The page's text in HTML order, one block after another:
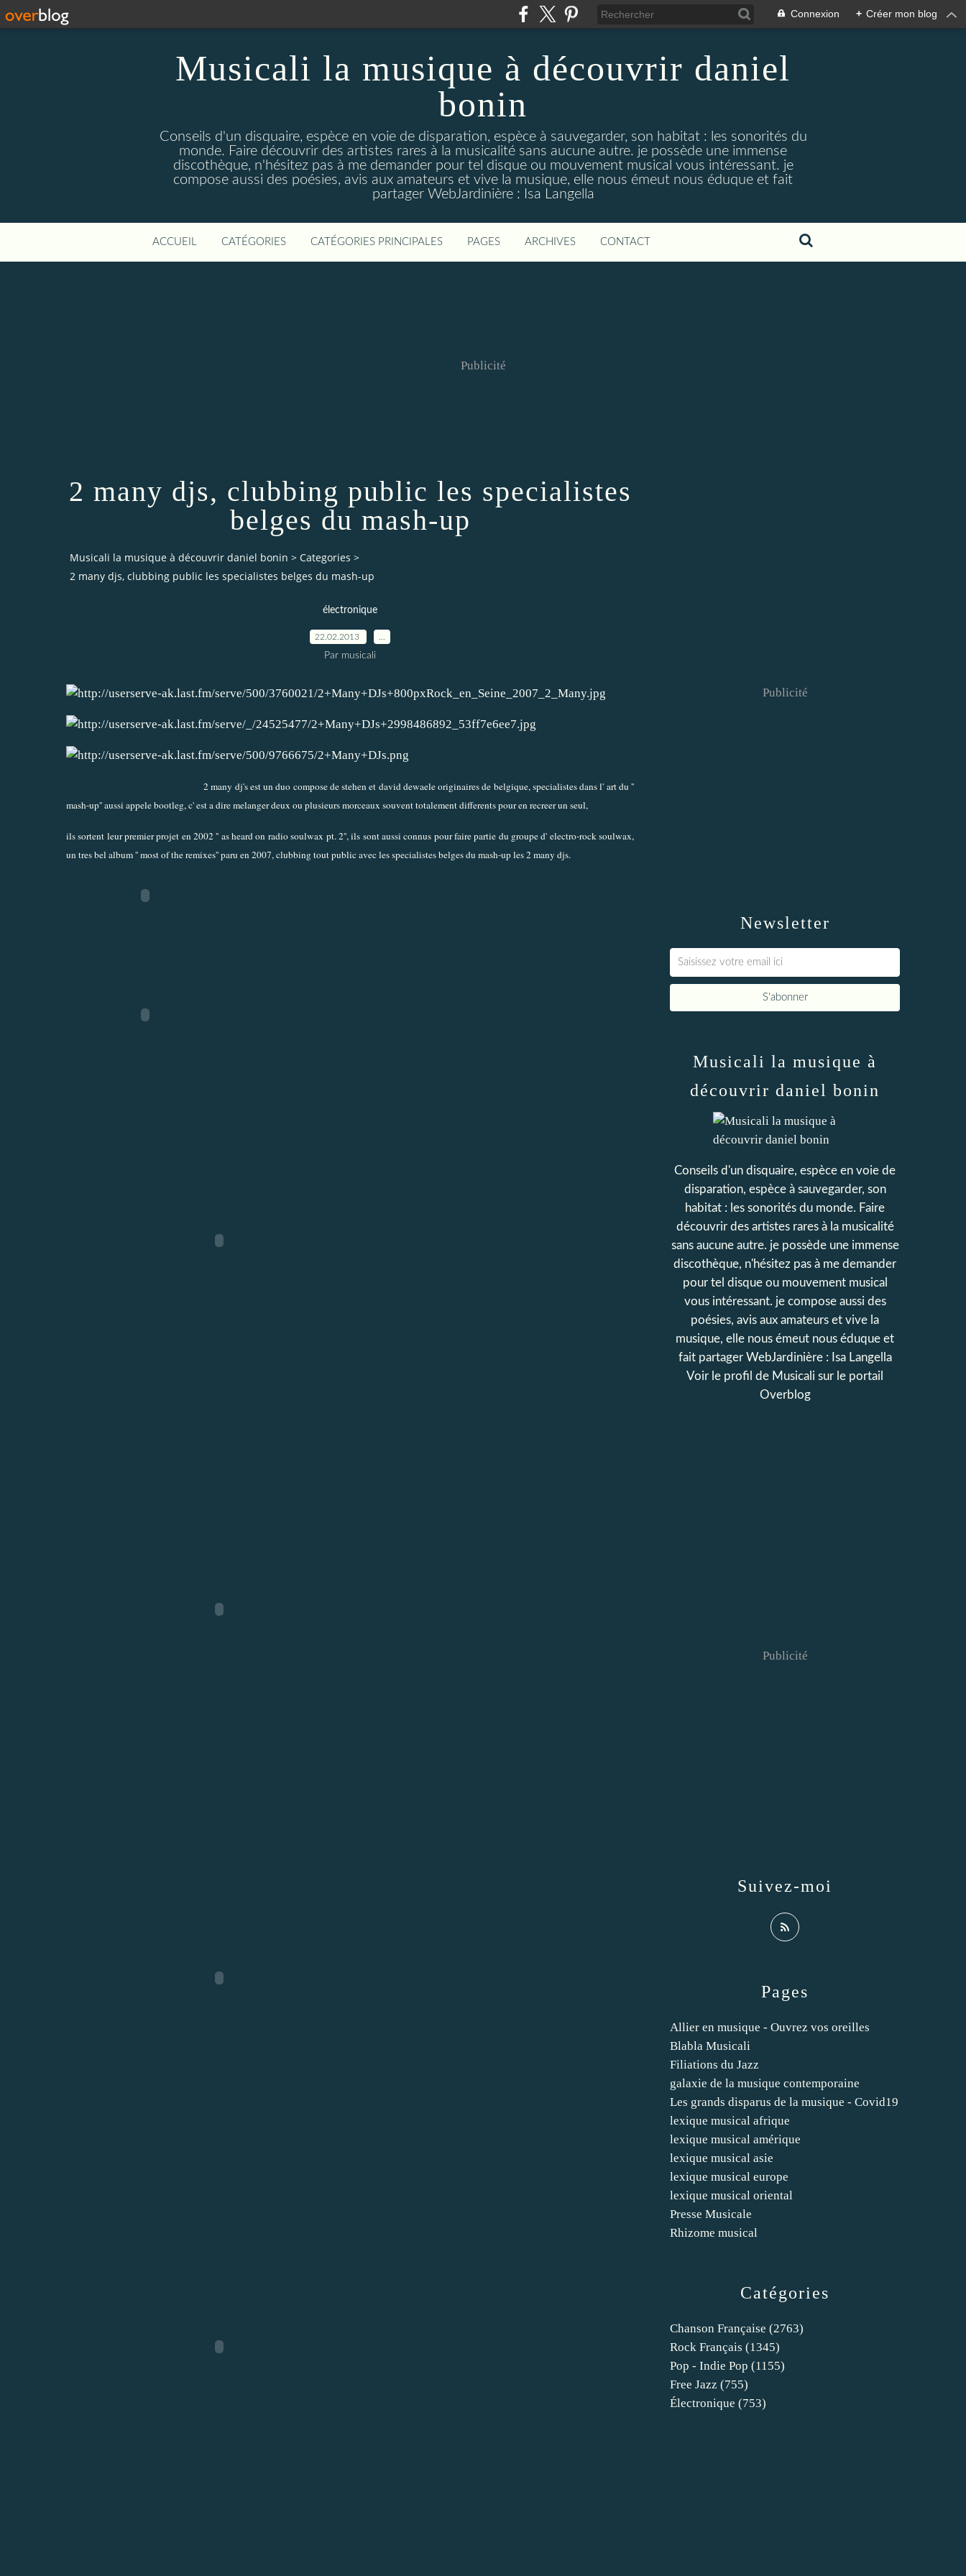
Connexion + Créer mon blog
Musicali la musique à découvrir daniel
bonin
Conseils d'un disquaire, espèce en voie de disparation, espèce à sauvegarder, son habitat : les sonorités du
monde. Faire découvrir des artistes rares à la musicalité sans aucune autre. je possède une immense
discothèque, n'hésitez pas à me demander pour tel disque ou mouvement musical vous intéressant. je
compose aussi des poésies, avis aux amateurs et vive la musique, elle nous émeut nous éduque et fait
partager WebJardinière : Isa Langella
ACCUEIL CATÉGORIES CATÉGORIES PRINCIPALES PAGES ARCHIVES CONTACT
Publicité
2 many djs, clubbing public les specialistes
belges du mash-up
Musicali la musique à découvrir daniel bonin > Categories >
2 many djs, clubbing public les specialistes belges du mash-up
électronique
22.02.2013
Par musicali
2 many dj's est un duo compose de stehen et david dewaele originaires de belgique, specialistes dans l' art du ''
mash-up'' aussi appele bootleg, c' est a dire melanger deux ou plusieurs morceaux souvent totalement differents pour en recreer un seul,
ils sortent leur premier projet en 2002 '' as heard on radio soulwax pt. 2'', ils sont aussi connus pour faire partie du groupe d' electro-rock soulwax,
un tres bel album '' most of the remixes'' paru en 2007, clubbing tout public avec les specialistes belges du mash-up les 2 many djs.
Newsletter
Publicité
Catégories
Chanson Française (2763)
Rock Français (1345)
Pop - Indie Pop (1155)
Free Jazz (755)
Électronique (753)
Pages
Allier en musique - Ouvrez vos oreilles
Blabla Musicali
Filiations du Jazz
galaxie de la musique contemporaine
Les grands disparus de la musique - Covid19
lexique musical afrique
lexique musical amérique
lexique musical asie
lexique musical europe
lexique musical oriental
Presse Musicale
Rhizome musical
Musicali la musique à
découvrir daniel bonin
Conseils d'un disquaire, espèce en voie de
disparation, espèce à sauvegarder, son
habitat : les sonorités du monde. Faire
découvrir des artistes rares à la musicalité
sans aucune autre. je possède une immense
discothèque, n'hésitez pas à me demander
pour tel disque ou mouvement musical
vous intéressant. je compose aussi des
poésies, avis aux amateurs et vive la
musique, elle nous émeut nous éduque et
fait partager WebJardinière : Isa Langella
Voir le profil de Musicali sur le portail
Overblog
Suivez-moi
Publicité